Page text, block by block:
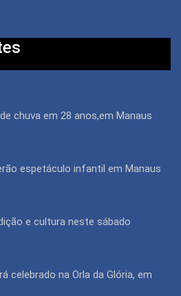
chuva em 28 anos,em Manaus
espetáculo infantil em Manaus
e cultura neste sábado
celebrado na Orla da Glória, em